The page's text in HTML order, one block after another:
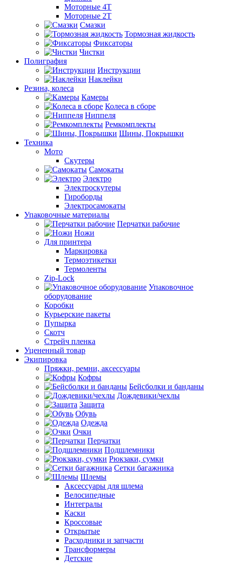
Моторные 4Т
Моторные 2Т
Смазки
Тормозная жидкость
Фиксаторы
Чистки
Полиграфия
Инструкции
Наклейки
Резина, колеса
Камеры
Колеса в сборе
Ниппеля
Ремкомплекты
Шины, Покрышки
Техника
Мото
Скутеры
Самокаты
Электро
Электроскутеры
Гироборды
Электросамокаты
Упаковочные материалы
Перчатки рабочие
Ножи
Для принтера
Маркировка
Термоэтикетки
Термоленты
Zip-Lock
Упаковочное
оборудование
Коробки
Курьерские пакеты
Пупырка
Скотч
Стрейч пленка
Уцененный товар
Экипировка
Пряжки, ремни, аксессуары
Кофры
Бейсболки и банданы
Дождевики/чехлы
Защита
Обувь
Одежда
Очки
Перчатки
Подшлемники
Рюкзаки, сумки
Сетки багажника
Шлемы
Аксессуары для шлема
Велосипедные
Интегралы
Каски
Кроссовые
Открытые
Расходники и запчасти
Трансформеры
Детские